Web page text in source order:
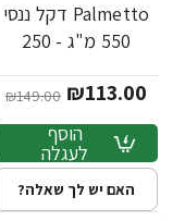
Palmetto דקל ננסי
550 מ"ג - 250
FOODS
₪113.00
₪149.00
הוסף
לעגלה
האם יש לך שאלה?